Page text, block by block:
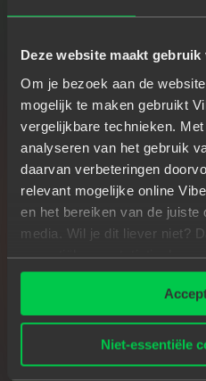
Deze website maakt gebruik
Om je bezoek aan de
mogelijk te maken gebruikt
vergelijkbare technieken.
analyseren van het gebruik
daarvan verbeteringen
relevant mogelijke online
en het bereiken van de juiste
media. Wil je dit liever niet?
essentiële- en statistische
Meer weten? Klik hierboven
Niet-essentiële